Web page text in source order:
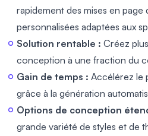
rapidement des mises en
personnalisées adaptées aux
Solution rentable : Créez
conception à une fraction du
Gain de temps : Accélérez le
grâce à la génération
Options de conception
grande variété de styles et de